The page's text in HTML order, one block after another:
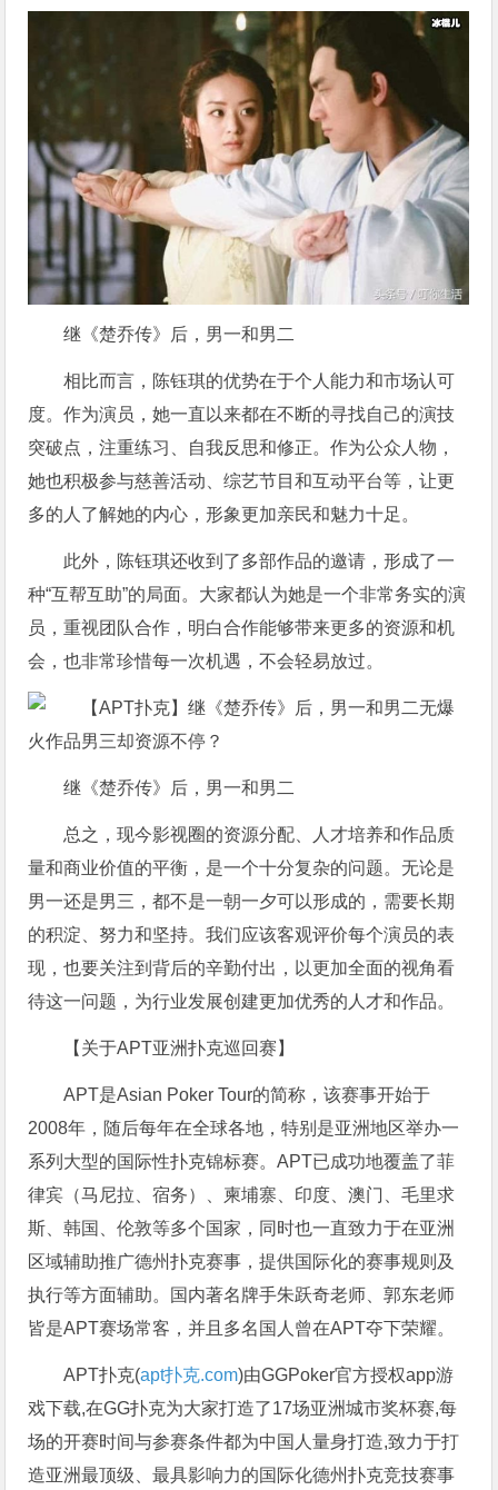
继《楚乔传》后，男一和男二
相比而言，陈钰琪的优势在于个人能力和市场认可
度。作为演员，她一直以来都在不断的寻找自己的演技
突破点，注重练习、自我反思和修正。作为公众人物，
她也积极参与慈善活动、综艺节目和互动平台等，让更
多的人了解她的内心，形象更加亲民和魅力十足。
此外，陈钰琪还收到了多部作品的邀请，形成了一
种“互帮互助”的局面。大家都认为她是一个非常务实的演
员，重视团队合作，明白合作能够带来更多的资源和机
会，也非常珍惜每一次机遇，不会轻易放过。
继《楚乔传》后，男一和男二
总之，现今影视圈的资源分配、人才培养和作品质
量和商业价值的平衡，是一个十分复杂的问题。无论是
男一还是男三，都不是一朝一夕可以形成的，需要长期
的积淀、努力和坚持。我们应该客观评价每个演员的表
现，也要关注到背后的辛勤付出，以更加全面的视角看
待这一问题，为行业发展创建更加优秀的人才和作品。
【关于APT亚洲扑克巡回赛】
APT是Asian Poker Tour的简称，该赛事开始于
2008年，随后每年在全球各地，特别是亚洲地区举办一
系列大型的国际性扑克锦标赛。APT已成功地覆盖了菲
律宾（马尼拉、宿务）、柬埔寨、印度、澳门、毛里求
斯、韩国、伦敦等多个国家，同时也一直致力于在亚洲
区域辅助推广德州扑克赛事，提供国际化的赛事规则及
执行等方面辅助。国内著名牌手朱跃奇老师、郭东老师
皆是APT赛场常客，并且多名国人曾在APT夺下荣耀。
APT扑克(apt扑克.com)由GGPoker官方授权app游
戏下载,在GG扑克为大家打造了17场亚洲城市奖杯赛,每
场的开赛时间与参赛条件都为中国人量身打造,致力于打
造亚洲最顶级、最具影响力的国际化德州扑克竞技赛事